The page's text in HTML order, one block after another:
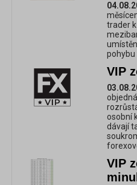
trader
pohybu
VIP
osobní
dávají
VIP